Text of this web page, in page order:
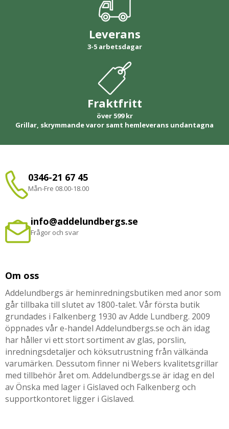
Leverans
3-5 arbetsdagar
Fraktfritt
över 599 kr
Grillar, skrymmande varor samt hemleverans undantagna
0346-21 67 45
Mån-Fre 08.00-18.00
info@addelundbergs.se
Frågor och svar
Om oss
Addelundbergs är heminredningsbutiken med anor som
går tillbaka till slutet av 1800-talet. Vår första butik
grundades i Falkenberg 1930 av Adde Lundberg. 2009
öppnades vår e-handel Addelundbergs.se och än idag
har håller vi ett stort sortiment av glas, porslin,
inredningsdetaljer och köksutrustning från välkända
varumärken. Dessutom finner ni Webers kvalitetsgrillar
med tillbehör året om. Addelundbergs.se är idag en del
av Önska med lager i Gislaved och Falkenberg och
supportkontoret ligger i Gislaved.